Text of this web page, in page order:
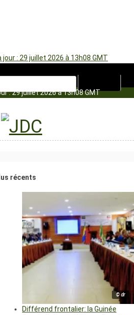
jour : 29 juillet 2026 à 13h08 GMT
: 29 juillet 2026 à 13h08 GMT
récents
© dr
Différend frontalier: la Guinée